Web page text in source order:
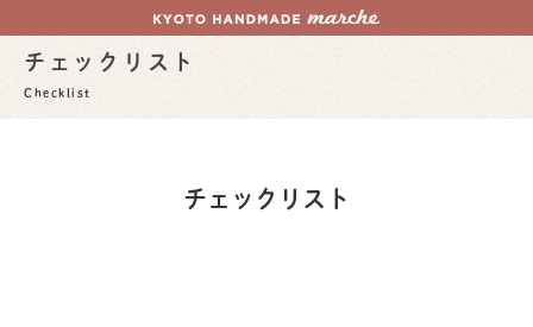
チェックリスト
Checklist
チェックリスト